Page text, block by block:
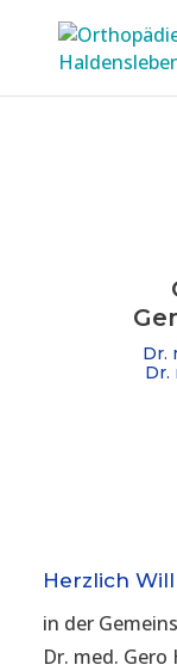
Dr.
Dr.
Herzlich
in der
Dr. med.